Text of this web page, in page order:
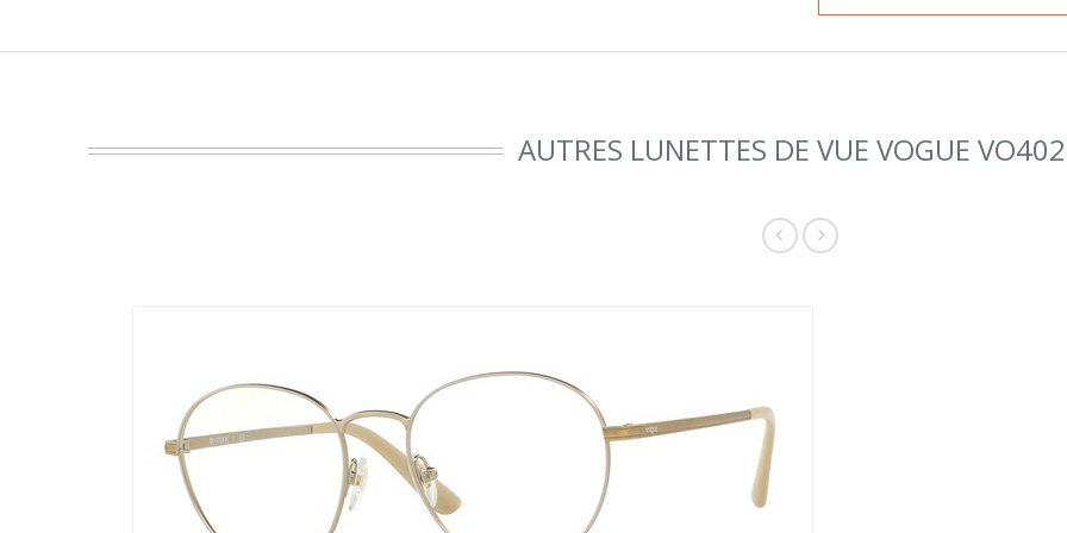
AUTRES LUNETTES DE VUE VOGUE